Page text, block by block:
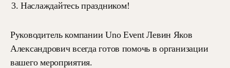
Наслаждайтесь праздником!
Руководитель компании Uno Event Левин Яков
Александрович всегда готов помочь в организации
вашего мероприятия.